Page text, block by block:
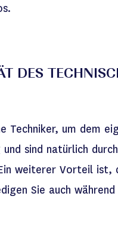
DES
Techniker, um dem
sind natürlich
weiterer Vorteil ist,
Sie auch